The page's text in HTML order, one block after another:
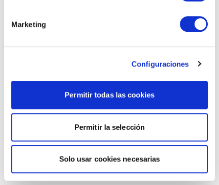
Marketing
Configuraciones
Permitir todas las cookies
Permitir la selección
Solo usar cookies necesarias